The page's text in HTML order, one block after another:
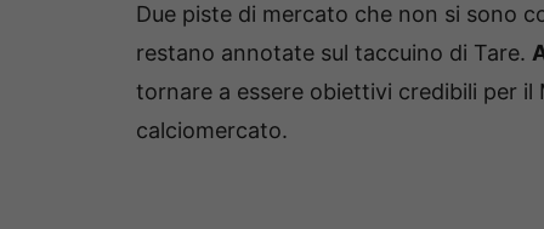
Due piste di mercato che non si sono
restano annotate sul taccuino di Tare.
tornare a essere obiettivi credibili per il
calciomercato.